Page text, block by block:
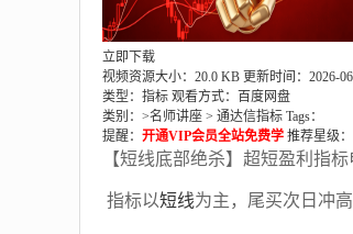
立即下载
视频资源大小：20.0 KB 更新时间：2026-
类型：指标 观看方式：百度网盘
类别：>名师讲座 > 通达信指标 Tags：
提醒： 开通VIP会员全站免费学 推荐星级：
【短线底部绝杀】超短盈利指
指标以短线为主，尾买次日冲